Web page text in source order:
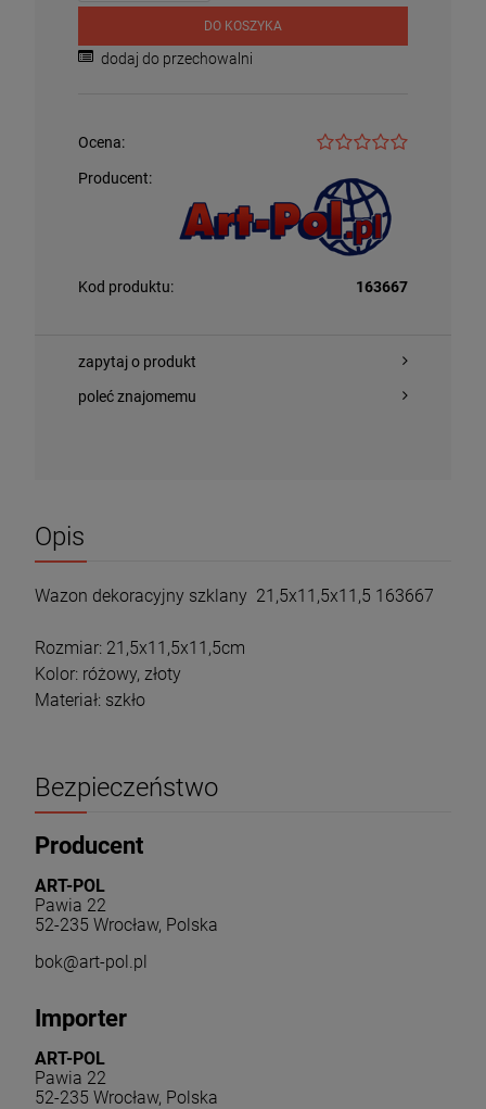
DO KOSZYKA
dodaj do przechowalni
Ocena:
Producent:
Kod produktu: 163667
zapytaj o produkt
poleć znajomemu
Opis
Wazon dekoracyjny szklany 21,5x11,5x11,5 163667
Rozmiar: 21,5x11,5x11,5cm
Kolor: różowy, złoty
Materiał: szkło
Bezpieczeństwo
Producent
ART-POL
Pawia 22
52-235 Wrocław, Polska
bok@art-pol.pl
Importer
ART-POL
Pawia 22
52-235 Wrocław, Polska